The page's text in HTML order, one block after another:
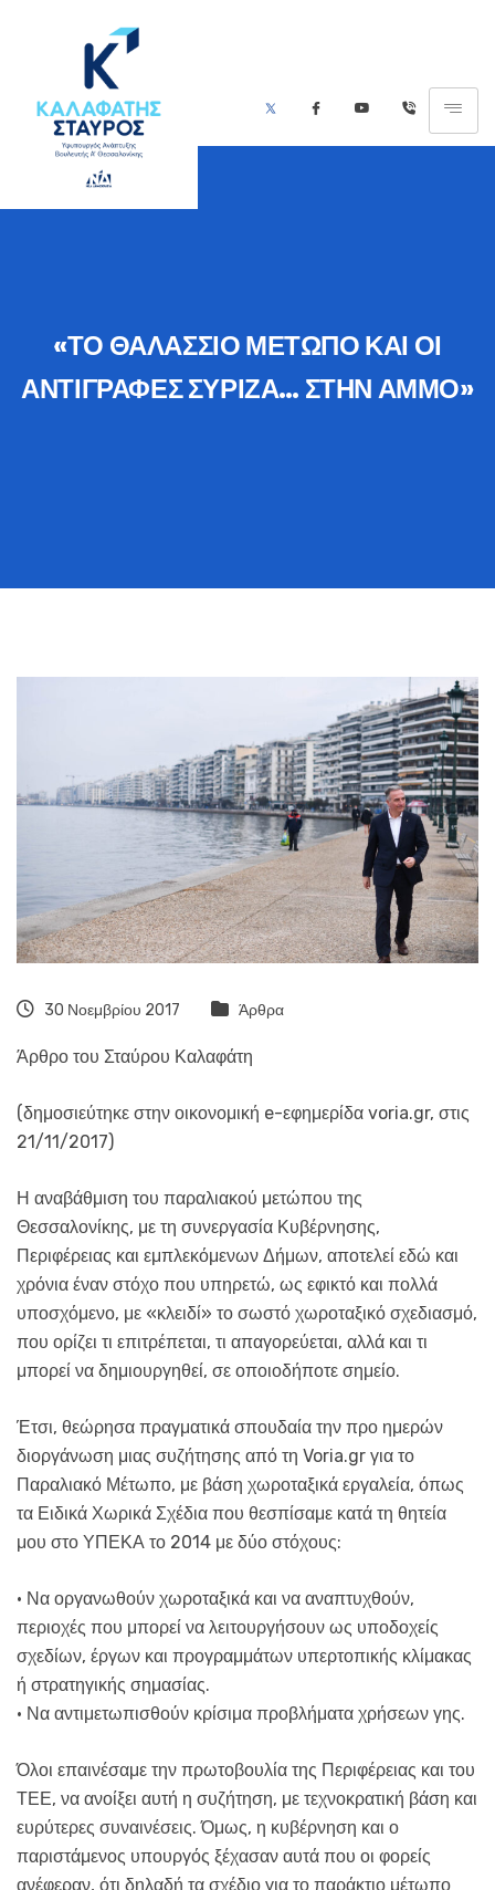
«ΤΟ ΘΑΛΑΣΣΙΟ ΜΕΤΩΠΟ ΚΑΙ ΟΙ
ΑΝΤΙΓΡΑΦΕΣ ΣΥΡΙΖΑ… ΣΤΗΝ ΑΜΜΟ»
30 Νοεμβρίου 2017 Άρθρα
Άρθρο του Σταύρου Καλαφάτη
(δημοσιεύτηκε στην οικονομική e-εφημερίδα voria.gr, στις
21/11/2017)
Η αναβάθμιση του παραλιακού μετώπου της
Θεσσαλονίκης, με τη συνεργασία Κυβέρνησης,
Περιφέρειας και εμπλεκόμενων Δήμων, αποτελεί εδώ και
χρόνια έναν στόχο που υπηρετώ, ως εφικτό και πολλά
υποσχόμενο, με «κλειδί» το σωστό χωροταξικό σχεδιασμό,
που ορίζει τι επιτρέπεται, τι απαγορεύεται, αλλά και τι
μπορεί να δημιουργηθεί, σε οποιοδήποτε σημείο.
Έτσι, θεώρησα πραγματικά σπουδαία την προ ημερών
διοργάνωση μιας συζήτησης από τη Voria.gr για το
Παραλιακό Μέτωπο, με βάση χωροταξικά εργαλεία, όπως
τα Ειδικά Χωρικά Σχέδια που θεσπίσαμε κατά τη θητεία
μου στο ΥΠΕΚΑ το 2014 με δύο στόχους:
• Να οργανωθούν χωροταξικά και να αναπτυχθούν,
περιοχές που μπορεί να λειτουργήσουν ως υποδοχείς
σχεδίων, έργων και προγραμμάτων υπερτοπικής κλίμακας
ή στρατηγικής σημασίας.
• Να αντιμετωπισθούν κρίσιμα προβλήματα χρήσεων γης.
Όλοι επαινέσαμε την πρωτοβουλία της Περιφέρειας και του
ΤΕΕ, να ανοίξει αυτή η συζήτηση, με τεχνοκρατική βάση και
ευρύτερες συναινέσεις. Όμως, η κυβέρνηση και ο
παριστάμενος υπουργός ξέχασαν αυτά που οι φορείς
ανέφεραν, ότι δηλαδή τα σχέδιο για το παράκτιο μέτωπο